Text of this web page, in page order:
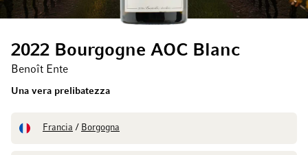
2022 Bourgogne AOC Blanc
Benoît Ente
Una vera prelibatezza
Francia / Borgogna